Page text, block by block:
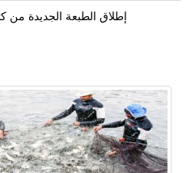
إطلاق الطبعة الجديدة من